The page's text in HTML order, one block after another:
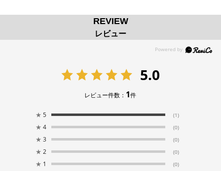
REVIEW
レビュー
5.0
レビュー件数： 1件
★ 5 (1)
★ 4 (0)
★ 3 (0)
★ 2 (0)
★ 1 (0)